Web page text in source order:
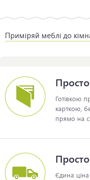
Приміряй меблі до
Готівкою
карткою,
прямо на
Єдина